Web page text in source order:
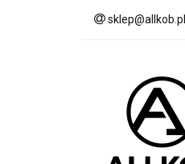
sklep@allkob.pl